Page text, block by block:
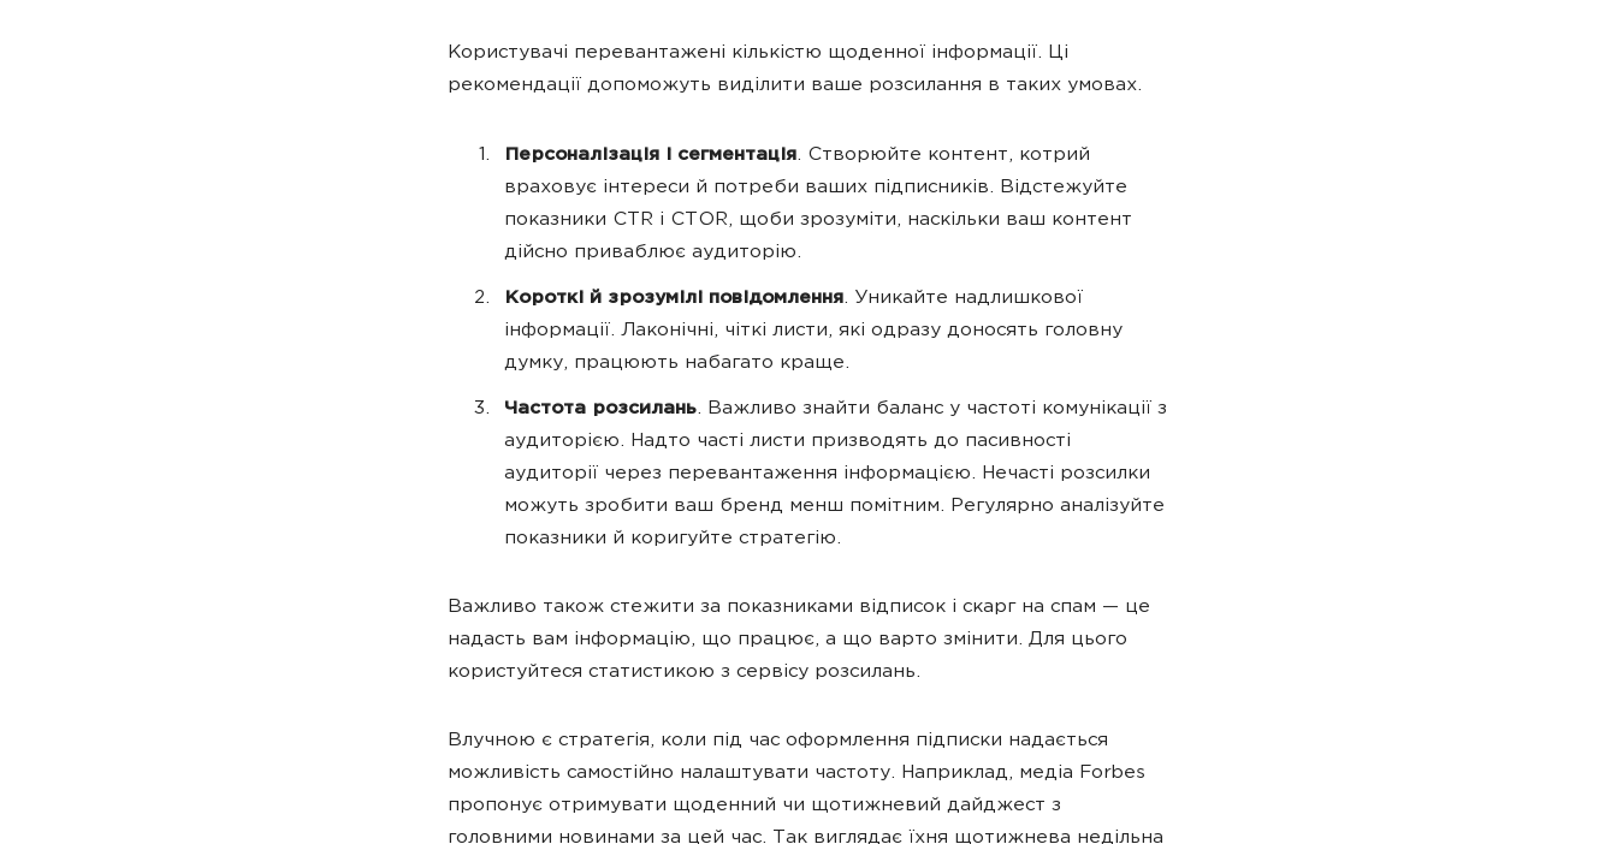
Користувачі перевантажені кількістю щоденної інформації. Ці
рекомендації допоможуть виділити ваше розсилання в таких умовах.
Персоналізація і сегментація. Створюйте контент, котрий
враховує інтереси й потреби ваших підписників. Відстежуйте
показники CTR і CTOR, щоби зрозуміти, наскільки ваш контент
дійсно приваблює аудиторію.
Короткі й зрозумілі повідомлення. Уникайте надлишкової
інформації. Лаконічні, чіткі листи, які одразу доносять головну
думку, працюють набагато краще.
Частота розсилань. Важливо знайти баланс у частоті комунікації з
аудиторією. Надто часті листи призводять до пасивності
аудиторії через перевантаження інформацією. Нечасті розсилки
можуть зробити ваш бренд менш помітним. Регулярно аналізуйте
показники й коригуйте стратегію.
Важливо також стежити за показниками відписок і скарг на спам — це
надасть вам інформацію, що працює, а що варто змінити. Для цього
користуйтеся статистикою з сервісу розсилань.
Влучною є стратегія, коли під час оформлення підписки надається
можливість самостійно налаштувати частоту. Наприклад, медіа Forbes
пропонує отримувати щоденний чи щотижневий дайджест з
головними новинами за цей час. Так виглядає їхня щотижнева недільна